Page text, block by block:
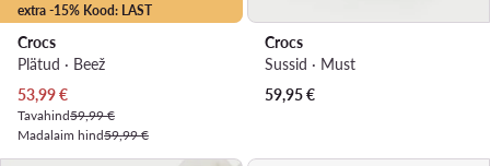
extra -15% Kood: LAST
Crocs
Plätud · Beež
Praegune hind
53,99€
Tavahind59,99 €
Madalaim hind59,99 €
Crocs
Sussid · Must
59,95€